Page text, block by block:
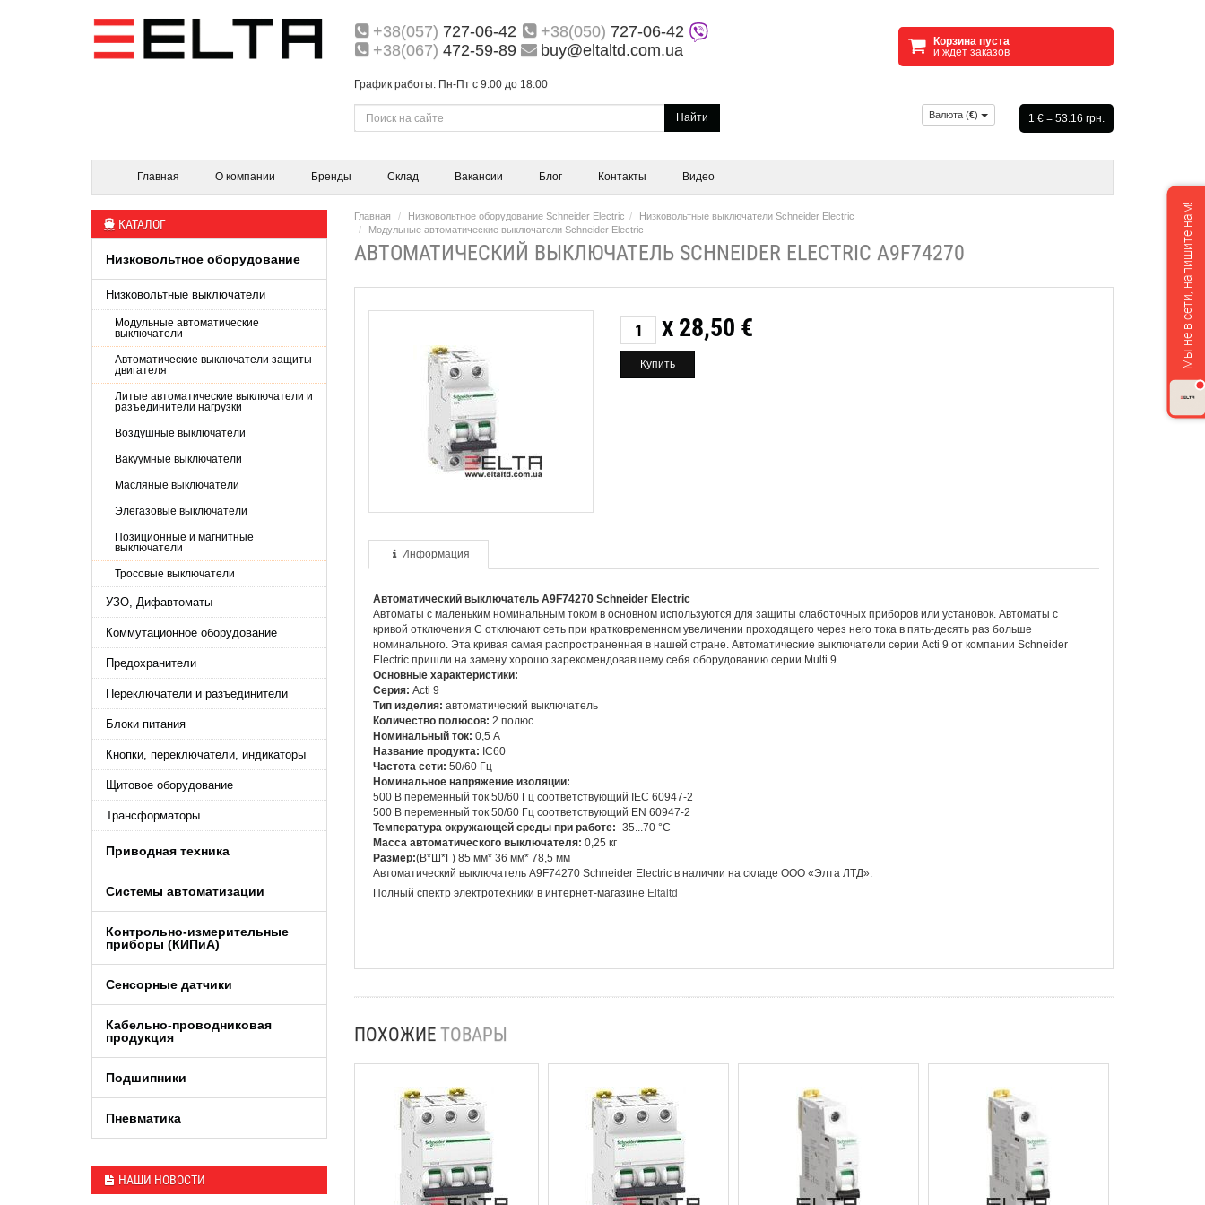
+38(057) 727-06-42 +38(050) 727-06-42
+38(067) 472-59-89 buy@eltaltd.com.ua
График работы: Пн-Пт с 9:00 до 18:00
Корзина пуста
и ждет заказов
Найти Валюта (€) 1 € = 53.16 грн.
Главная О компании Бренды Склад Вакансии Блог Контакты Видео
КАТАЛОГ
Низковольтное оборудование
Низковольтные выключатели
Модульные автоматические
выключатели
Автоматические выключатели защиты
двигателя
Литые автоматические выключатели и
разъединители нагрузки
Воздушные выключатели
Вакуумные выключатели
Масляные выключатели
Элегазовые выключатели
Позиционные и магнитные
выключатели
Тросовые выключатели
УЗО, Дифавтоматы
Коммутационное оборудование
Предохранители
Переключатели и разъединители
Блоки питания
Кнопки, переключатели, индикаторы
Щитовое оборудование
Трансформаторы
Приводная техника
Системы автоматизации
Контрольно-измерительные
приборы (КИПиA)
Сенсорные датчики
Кабельно-проводниковая
продукция
Подшипники
Пневматика
НАШИ НОВОСТИ
Главная Низковольтное оборудование Schneider Electric
Низковольтные выключатели Schneider Electric
Модульные автоматические выключатели Schneider Electric
АВТОМАТИЧЕСКИЙ ВЫКЛЮЧАТЕЛЬ SCHNEIDER ELECTRIC A9F74270
X 28,50 €
Информация
Автоматический выключатель A9F74270 Schneider Electric
Автоматы с маленьким номинальным током в основном используются для защиты слаботочных приборов или установок. Автоматы с
кривой отключения C отключают сеть при кратковременном увеличении проходящего через него тока в пять-десять раз больше
номинального. Эта кривая самая распространенная в нашей стране. Автоматические выключатели серии Acti 9 от компании Schneider
Electric пришли на замену хорошо зарекомендовавшему себя оборудованию серии Multi 9.
Основные характеристики:
Серия: Acti 9
Тип изделия: автоматический выключатель
Количество полюсов: 2 полюс
Номинальный ток: 0,5 А
Название продукта: IC60
Частота сети: 50/60 Гц
Номинальное напряжение изоляции:
500 В переменный ток 50/60 Гц соответствующий IEC 60947-2
500 В переменный ток 50/60 Гц соответствующий EN 60947-2
Температура окружающей среды при работе: -35...70 °C
Масса автоматического выключателя: 0,25 кг
Размер:(В*Ш*Г) 85 мм* 36 мм* 78,5 мм
Автоматический выключатель A9F74270 Schneider Electric в наличии на складе ООО «Элта ЛТД».
Полный спектр электротехники в интернет-магазине Eltaltd
ПОХОЖИЕ ТОВАРЫ
Мы не в сети, напишите нам!